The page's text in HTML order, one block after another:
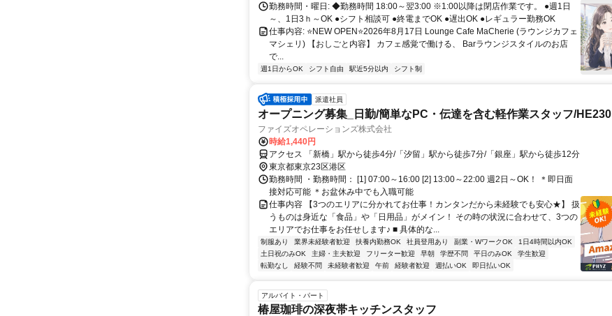
勤務時間・曜日: ◆勤務時間 18:00～翌3:00 ※1:00以降は閉店作業です。 ●週1日
～、1日3ｈ～OK ●シフト相談可 ●終電までOK ●遅出OK ●レギュラー勤務OK
仕事内容: ⭐NEW OPEN⭐2026年8月17日 Lounge Cafe MaCherie (ラウンジカフェ
マシェリ) 【おしごと内容】 カフェ感覚で働ける、 Barラウンジスタイルのお店
で...
週1日からOK シフト自由 駅近5分以内 シフト制
派遣社員
オープニング募集_日勤/簡単なPC・伝達を含む軽作業スタッフ/HE230
ファイズオペレーションズ株式会社
時給1,440円
アクセス 「新橋」駅から徒歩4分/「汐留」駅から徒歩7分/「銀座」駅から徒歩12分
東京都東京23区港区
勤務時間 ・勤務時間： [1] 07:00～16:00 [2] 13:00～22:00 週2日～OK！ ＊即日面
接対応可能 ＊お盆休み中でも入職可能
仕事内容 【3つのエリアに分かれてお仕事！カンタンだから未経験でも安心★】 扱
うものは身近な「食品」や「日用品」がメイン！ その時の状況に合わせて、3つの
エリアでお仕事をお任せします♪ ■ 具体的な...
制服あり 業界未経験者歓迎 扶養内勤務OK 社員登用あり 副業・WワークOK
1日4時間以内OK
土日祝のみOK
主婦・主夫歓迎 フリーター歓迎 早朝 学歴不問 平日のみOK
学生歓迎
転勤なし
経験不問 未経験者歓迎 午前 経験者歓迎 週払いOK 即日払いOK
アルバイト・パート
椿屋珈琲の深夜帯キッチンスタッフ